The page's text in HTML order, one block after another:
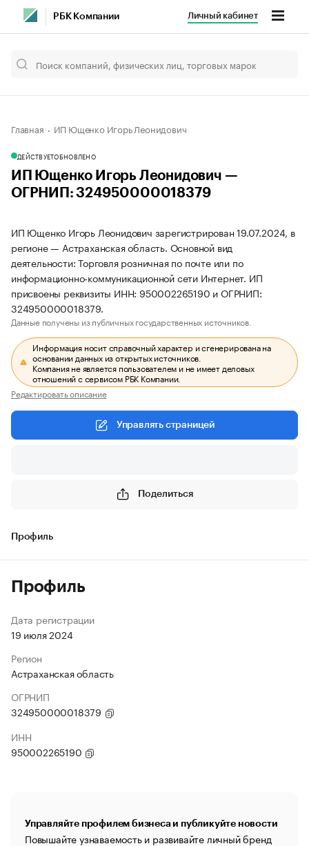
РБК Компании Личный кабинет
Главная ИП Ющенко Игорь Леонидович
ДЕЙСТВУЕТОБНОВЛЕНО
ИП Ющенко Игорь Леонидович —
ОГРНИП: 324950000018379
ИП Ющенко Игорь Леонидович зарегистрирован 19.07.2024, в
регионе — Астраханская область. Основной вид
деятельности: Торговля розничная по почте или по
информационно-коммуникационной сети Интернет. ИП
присвоены реквизиты ИНН: 950002265190 и ОГРНИП:
324950000018379.
Данные получены из публичных государственных источников.
Информация носит справочный характер и сгенерирована на
основании данных из открытых источников.
Компания не является пользователем и не имеет деловых
отношений с сервисом РБК Компании.
Редактировать описание
Управлять страницей
Поделиться
Профиль
Профиль
Дата регистрации
19 июля 2024
Регион
Астраханская область
ОГРНИП
324950000018379
ИНН
950002265190
Управляйте профилем бизнеса и публикуйте новости
Повышайте узнаваемость и развивайте личный бренд